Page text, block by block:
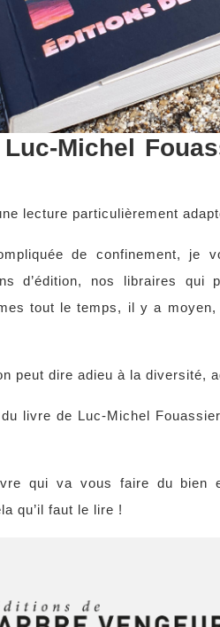
Michel
lecture particulièrement
de confinement, je
d’édition, nos libraires qui
tout le temps, il y a
peut dire adieu à la diversité,
livre de Luc-Michel
qui va vous faire du bien
qu’il faut le lire !